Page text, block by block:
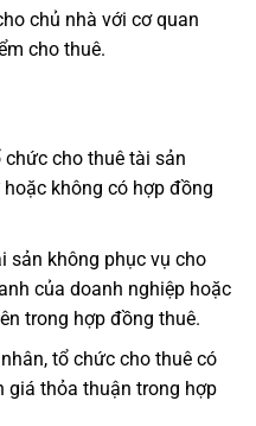
chủ nhà với cơ quan
cho thuê.
cho thuê tài sản
không có hợp đồng
sản không phục vụ cho
của doanh nghiệp hoặc
trong hợp đồng thuê.
tổ chức cho thuê có
giá thỏa thuận trong hợp